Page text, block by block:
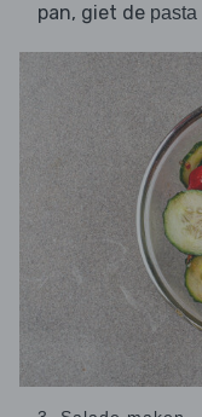
pan, giet de pasta